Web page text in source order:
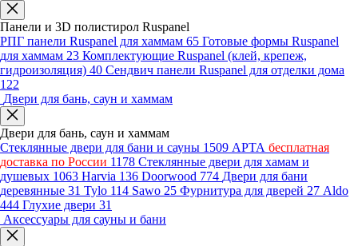
Панели и 3D полистирол Ruspanel
РПГ панели Ruspanel для хаммам 65 Готовые формы Ruspanel
для хаммам 23 Комплектующие Ruspanel (клей, крепеж,
гидроизоляция) 40 Сендвич панели Ruspanel для отделки дома
122
Двери для бань, саун и хаммам
Двери для бань, саун и хаммам
Стеклянные двери для бани и сауны 1509 АРТА бесплатная
доставка по России 1178 Стеклянные двери для хамам и
душевых 1063 Harvia 136 Doorwood 774 Двери для бани
деревянные 31 Tylo 114 Sawo 25 Фурнитура для дверей 27 Aldo
444 Глухие двери 31
Аксессуары для сауны и бани